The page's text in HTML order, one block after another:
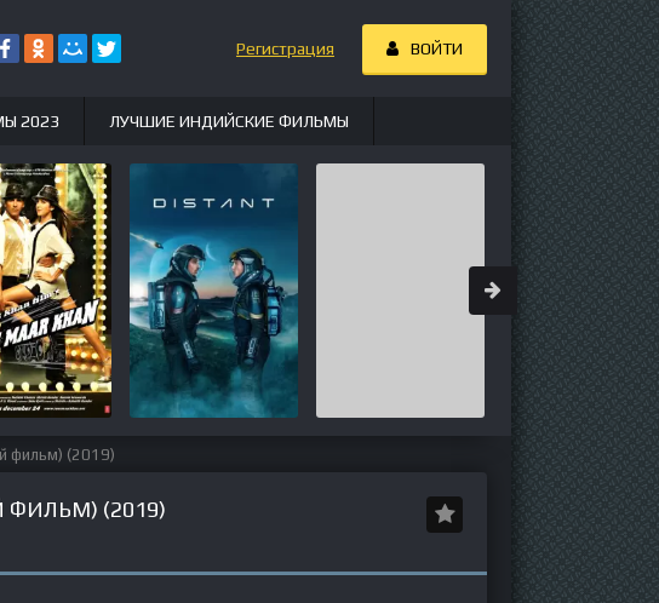
фильм) (2019)
(2019)
Регистрация ВОЙТИ
2023 ЛУЧШИЕ ИНДИЙСКИЕ ФИЛЬМЫ